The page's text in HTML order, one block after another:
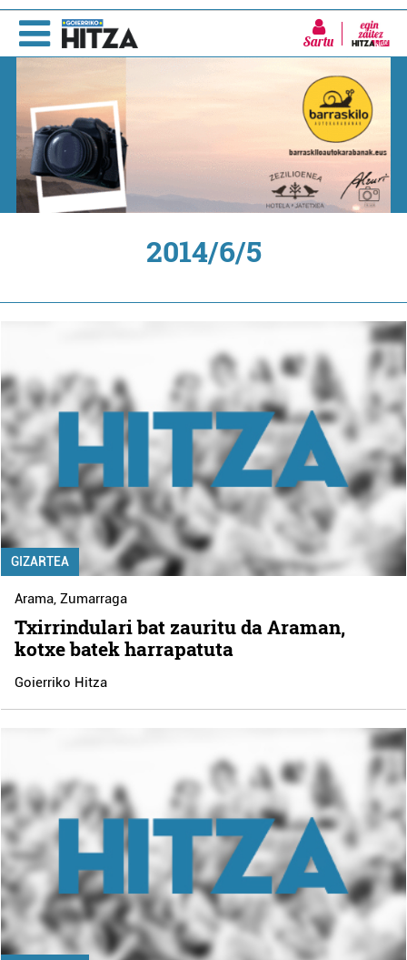
Sartu
2014/6/5
GIZARTEA
Arama,Zumarraga
Txirrindulari bat zauritu da Araman,
kotxe batek harrapatuta
Goierriko Hitza